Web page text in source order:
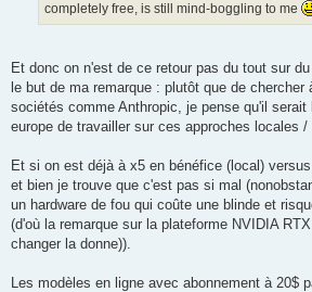
completely free, is still mind-boggling to me
Et donc on n'est de ce retour pas du tout sur
le but de ma remarque : plutôt que de chercher
sociétés comme Anthropic, je pense qu'il
europe de travailler sur ces approches locales /
Et si on est déjà à x5 en bénéfice (local) versus
et bien je trouve que c'est pas si mal
un hardware de fou qui coûte une blinde et
(d'où la remarque sur la plateforme NVIDIA
changer la donne)).
Les modèles en ligne avec abonnement à 20$